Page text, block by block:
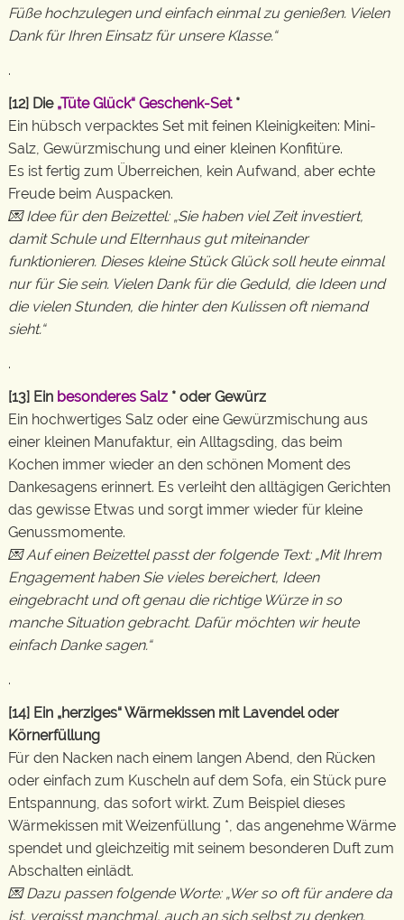
Füße hochzulegen und einfach einmal zu genießen. Vielen
Dank für Ihren Einsatz für unsere Klasse.“
.
[12] Die „Tüte Glück“ Geschenk-Set*
Ein hübsch verpacktes Set mit feinen Kleinigkeiten: Mini-
Salz, Gewürzmischung und einer kleinen Konfitüre.
Es ist fertig zum Überreichen, kein Aufwand, aber echte
Freude beim Auspacken.
💌 Idee für den Beizettel: „Sie haben viel Zeit investiert,
damit Schule und Elternhaus gut miteinander
funktionieren. Dieses kleine Stück Glück soll heute einmal
nur für Sie sein. Vielen Dank für die Geduld, die Ideen und
die vielen Stunden, die hinter den Kulissen oft niemand
sieht.“
.
[13] Ein besonderes Salz * oder Gewürz
Ein hochwertiges Salz oder eine Gewürzmischung aus
einer kleinen Manufaktur, ein Alltagsding, das beim
Kochen immer wieder an den schönen Moment des
Dankesagens erinnert. Es verleiht den alltägigen Gerichten
das gewisse Etwas und sorgt immer wieder für kleine
Genussmomente.
💌 Auf einen Beizettel passt der folgende Text: „Mit Ihrem
Engagement haben Sie vieles bereichert, Ideen
eingebracht und oft genau die richtige Würze in so
manche Situation gebracht. Dafür möchten wir heute
einfach Danke sagen.“
.
[14] Ein „herziges“ Wärmekissen mit Lavendel oder
Körnerfüllung
Für den Nacken nach einem langen Abend, den Rücken
oder einfach zum Kuscheln auf dem Sofa, ein Stück pure
Entspannung, das sofort wirkt. Zum Beispiel dieses
Wärmekissen mit Weizenfüllung *, das angenehme Wärme
spendet und gleichzeitig mit seinem besonderen Duft zum
Abschalten einlädt.
💌 Dazu passen folgende Worte: „Wer so oft für andere da
ist, vergisst manchmal, auch an sich selbst zu denken.